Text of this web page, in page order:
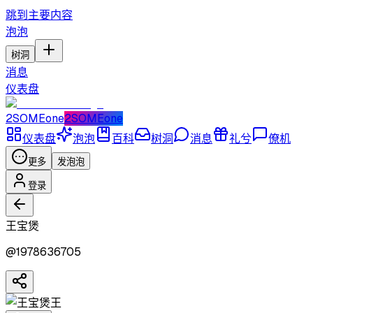
跳到主要内容
泡泡
树洞
消息
仪表盘
2SOMEone2SOMEone
仪表盘
泡泡 百科 树洞 消息 礼兮 僚机
更多 发泡泡
登录
王宝煲
@1978636705
王